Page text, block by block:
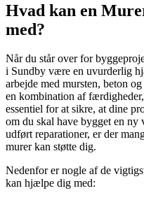
Hvad kan en
med?
Når du står over for
i Sundby være en uvurderlig
arbejde med mursten, beton
en kombination af
essentiel for at sikre, at dine
om du skal have bygget en
udført reparationer, er der
murer kan støtte dig.
Nedenfor er nogle af de
kan hjælpe dig med: